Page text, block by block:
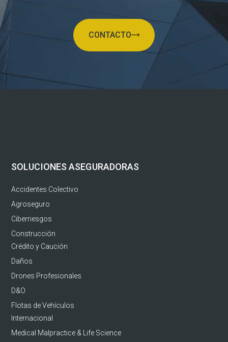
CONTACTO
SOLUCIONES ASEGURADORAS
Accidentes Colectivo
Agroseguro
Ciberriesgos
Construcción
Crédito y Caución
Daños
Drones Profesionales
D&O
Flotas de Vehículos
Internacional
Medical Malpractice & Life Science